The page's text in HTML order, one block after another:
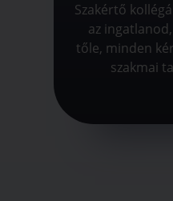
Szakértő
az
tőle, minden
szakmai